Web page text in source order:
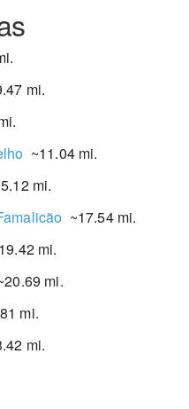
mi.
~11.04 mi.
mi.
~17.54 mi.
mi.
mi.
mi.
mi.